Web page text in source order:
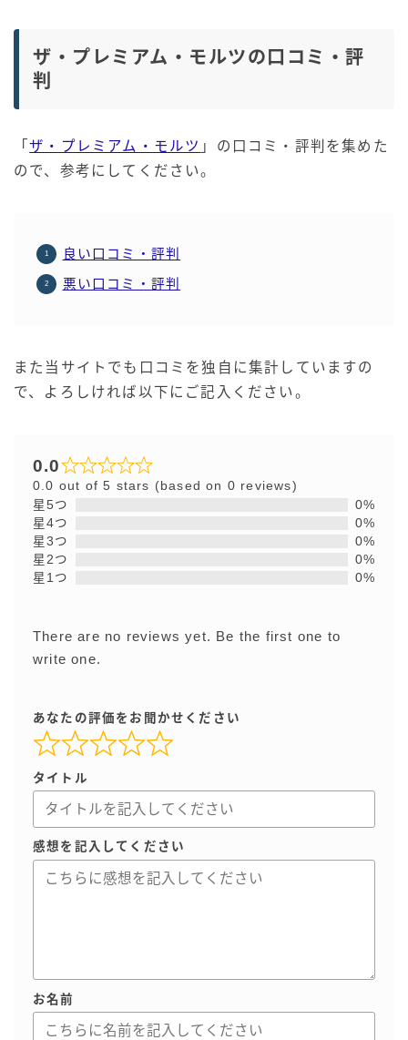
ザ・プレミアム・モルツの口コミ・評
判
「ザ・プレミアム・モルツ 」の口コミ・評判を集めた
ので、参考にしてください。
良い口コミ・評判
悪い口コミ・評判
また当サイトでも口コミを独自に集計していますの
で、よろしければ以下にご記入ください。
0.0
0.0 out of 5 stars (based on 0 reviews)
星5つ
0%
星4つ
0%
星3つ
0%
星2つ
0%
星1つ
0%
There are no reviews yet. Be the first one to
write one.
あなたの評価をお聞かせください
タイトル
感想を記入してください
お名前